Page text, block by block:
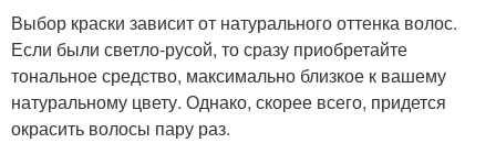
Выбор краски зависит от натурального оттенка волос.
Если были светло-русой, то сразу приобретайте
тональное средство, максимально близкое к вашему
натуральному цвету. Однако, скорее всего, придется
окрасить волосы пару раз.